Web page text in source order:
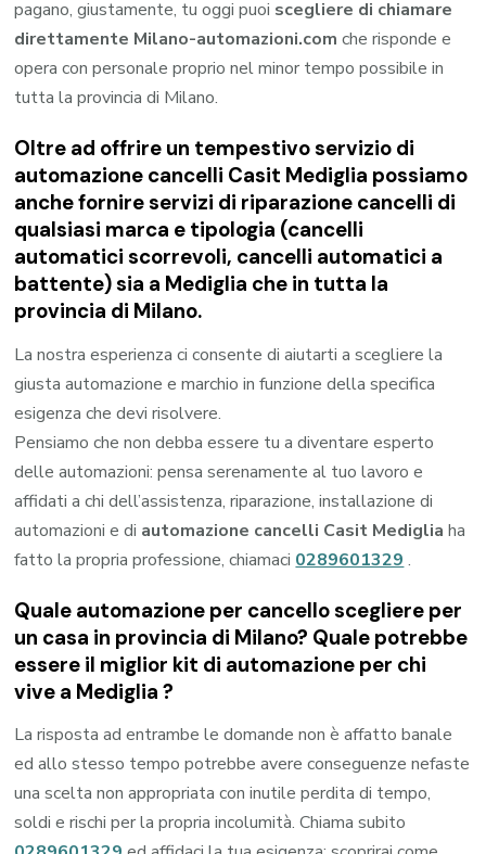
pagano, giustamente, tu oggi puoi scegliere di chiamare
direttamente Milano-automazioni.com che risponde e
opera con personale proprio nel minor tempo possibile in
tutta la provincia di Milano.
Oltre ad offrire un tempestivo servizio di
automazione cancelli Casit Mediglia possiamo
anche fornire servizi di riparazione cancelli di
qualsiasi marca e tipologia (cancelli
automatici scorrevoli, cancelli automatici a
battente) sia a Mediglia che in tutta la
provincia di Milano.
La nostra esperienza ci consente di aiutarti a scegliere la
giusta automazione e marchio in funzione della specifica
esigenza che devi risolvere.
Pensiamo che non debba essere tu a diventare esperto
delle automazioni: pensa serenamente al tuo lavoro e
affidati a chi dell’assistenza, riparazione, installazione di
automazioni e di automazione cancelli Casit Mediglia ha
fatto la propria professione, chiamaci 0289601329 .
Quale automazione per cancello scegliere per
un casa in provincia di Milano? Quale potrebbe
essere il miglior kit di automazione per chi
vive a Mediglia ?
La risposta ad entrambe le domande non è affatto banale
ed allo stesso tempo potrebbe avere conseguenze nefaste
una scelta non appropriata con inutile perdita di tempo,
soldi e rischi per la propria incolumità. Chiama subito